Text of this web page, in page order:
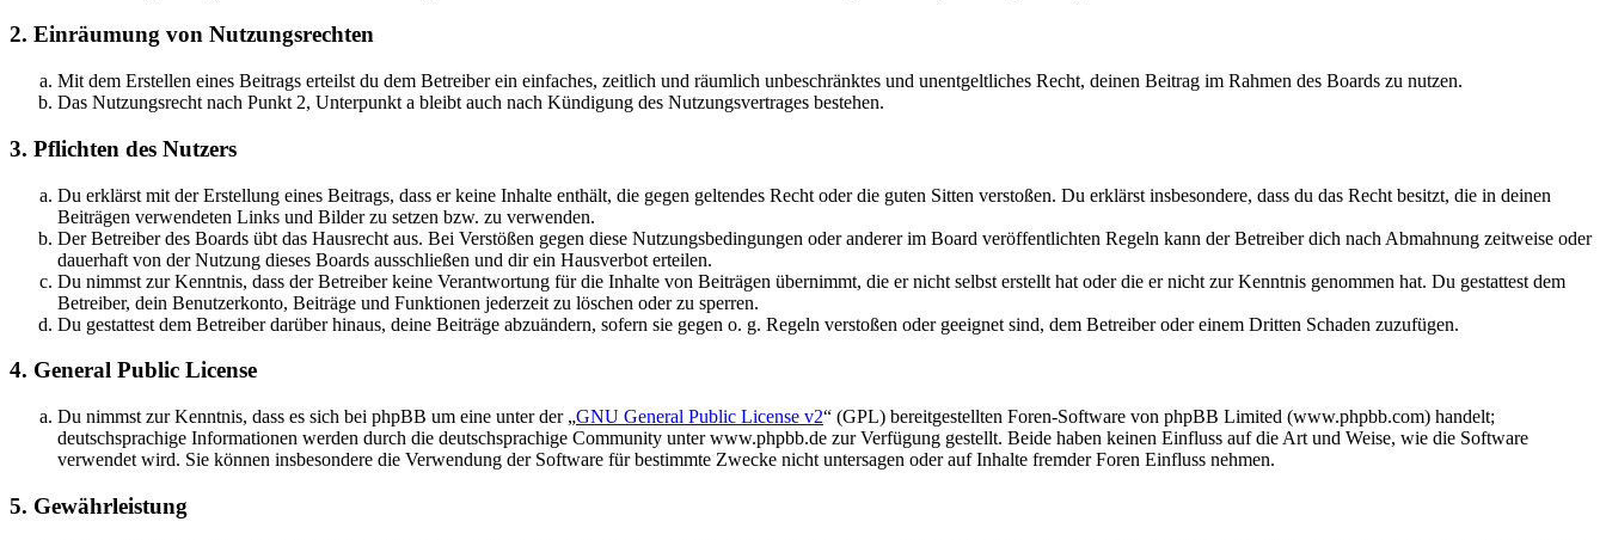
2. Einräumung von Nutzungsrechten
Mit dem Erstellen eines Beitrags erteilst du dem Betreiber ein einfaches, zeitlich und räumlich unbeschränktes und unentgeltliches Recht, deinen Beitrag im Rahmen des Boards zu nutzen.
Das Nutzungsrecht nach Punkt 2, Unterpunkt a bleibt auch nach Kündigung des Nutzungsvertrages bestehen.
3. Pflichten des Nutzers
Du erklärst mit der Erstellung eines Beitrags, dass er keine Inhalte enthält, die gegen geltendes Recht oder die guten Sitten verstoßen. Du erklärst insbesondere, dass du das Recht besitzt, die in deinen
Beiträgen verwendeten Links und Bilder zu setzen bzw. zu verwenden.
Der Betreiber des Boards übt das Hausrecht aus. Bei Verstößen gegen diese Nutzungsbedingungen oder anderer im Board veröffentlichten Regeln kann der Betreiber dich nach Abmahnung zeitweise oder
dauerhaft von der Nutzung dieses Boards ausschließen und dir ein Hausverbot erteilen.
Du nimmst zur Kenntnis, dass der Betreiber keine Verantwortung für die Inhalte von Beiträgen übernimmt, die er nicht selbst erstellt hat oder die er nicht zur Kenntnis genommen hat. Du gestattest dem
Betreiber, dein Benutzerkonto, Beiträge und Funktionen jederzeit zu löschen oder zu sperren.
Du gestattest dem Betreiber darüber hinaus, deine Beiträge abzuändern, sofern sie gegen o. g. Regeln verstoßen oder geeignet sind, dem Betreiber oder einem Dritten Schaden zuzufügen.
4. General Public License
Du nimmst zur Kenntnis, dass es sich bei phpBB um eine unter der „GNU General Public License v2“ (GPL) bereitgestellten Foren-Software von phpBB Limited (www.phpbb.com) handelt;
deutschsprachige Informationen werden durch die deutschsprachige Community unter www.phpbb.de zur Verfügung gestellt. Beide haben keinen Einfluss auf die Art und Weise, wie die Software
verwendet wird. Sie können insbesondere die Verwendung der Software für bestimmte Zwecke nicht untersagen oder auf Inhalte fremder Foren Einfluss nehmen.
5. Gewährleistung